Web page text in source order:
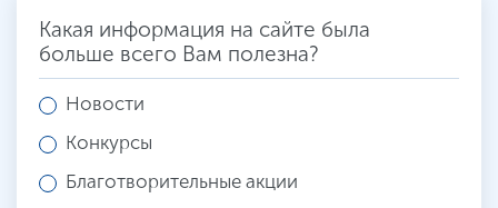
Какая информация на сайте была
больше всего Вам полезна?
Новости
Конкурсы
Благотворительные акции